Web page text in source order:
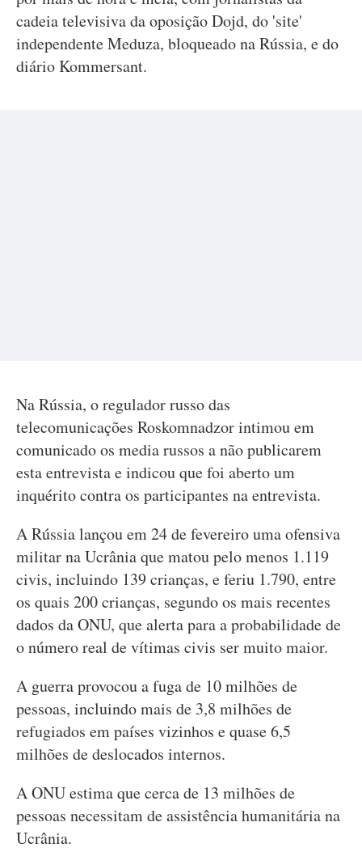
cadeia televisiva da oposição Dojd, do 'site'
independente Meduza, bloqueado na Rússia, e do
diário Kommersant.
Na Rússia, o regulador russo das
telecomunicações Roskomnadzor intimou em
comunicado os media russos a não publicarem
esta entrevista e indicou que foi aberto um
inquérito contra os participantes na entrevista.
A Rússia lançou em 24 de fevereiro uma ofensiva
militar na Ucrânia que matou pelo menos 1.119
civis, incluindo 139 crianças, e feriu 1.790, entre
os quais 200 crianças, segundo os mais recentes
dados da ONU, que alerta para a probabilidade de
o número real de vítimas civis ser muito maior.
A guerra provocou a fuga de 10 milhões de
pessoas, incluindo mais de 3,8 milhões de
refugiados em países vizinhos e quase 6,5
milhões de deslocados internos.
A ONU estima que cerca de 13 milhões de
pessoas necessitam de assistência humanitária na
Ucrânia.